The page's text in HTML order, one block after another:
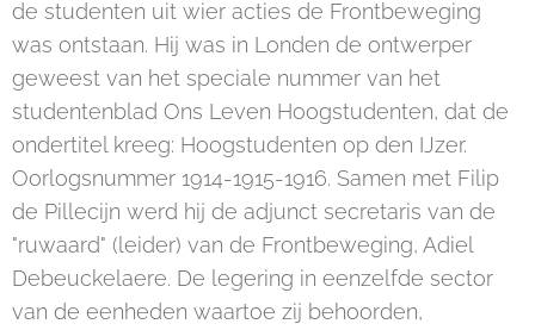
de studenten uit wier acties de Frontbeweging
was ontstaan. Hij was in Londen de ontwerper
geweest van het speciale nummer van het
studentenblad Ons Leven Hoogstudenten, dat de
ondertitel kreeg: Hoogstudenten op den IJzer.
Oorlogsnummer 1914-1915-1916. Samen met Filip
de Pillecijn werd hij de adjunct secretaris van de
"ruwaard" (leider) van de Frontbeweging, Adiel
Debeuckelaere. De legering in eenzelfde sector
van de eenheden waartoe zij behoorden,